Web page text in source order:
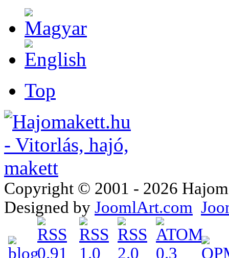
Top
Copyright © 2001 - 2026
Designed by JoomlArt.com